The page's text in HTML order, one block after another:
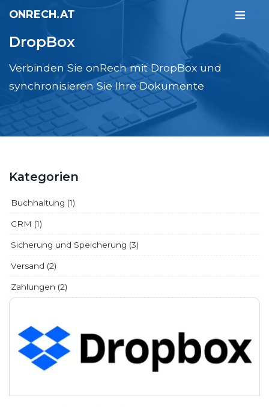
ONRECH.AT
DropBox
Verbinden Sie onRech mit DropBox und
synchronisieren Sie Ihre Dokumente
Kategorien
Buchhaltung (1)
CRM (1)
Sicherung und Speicherung (3)
Versand (2)
Zahlungen (2)